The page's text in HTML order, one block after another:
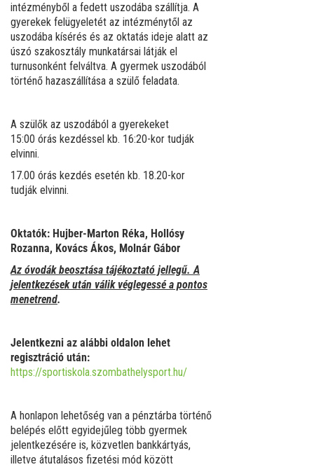
intézményből a fedett uszodába szállítja. A
gyerekek felügyeletét az intézménytől az
uszodába kísérés és az oktatás ideje alatt az
úszó szakosztály munkatársai látják el
turnusonként felváltva. A gyermek uszodából
történő hazaszállítása a szülő feladata.
A szülők az uszodából a gyerekeket
15:00 órás kezdéssel kb. 16:20-kor tudják
elvinni.
17.00 órás kezdés esetén kb. 18.20-kor
tudják elvinni.
Oktatók: Hujber-Marton Réka, Hollósy
Rozanna, Kovács Ákos, Molnár Gábor
Az óvodák beosztása tájékoztató jellegű. A
jelentkezések után válik véglegessé a pontos
menetrend.
Jelentkezni az alábbi oldalon lehet
regisztráció után:
https://sportiskola.szombathelysport.hu/
A honlapon lehetőség van a pénztárba történő
belépés előtt egyidejűleg több gyermek
jelentkezésére is, közvetlen bankkártyás,
illetve átutalásos fizetési mód között